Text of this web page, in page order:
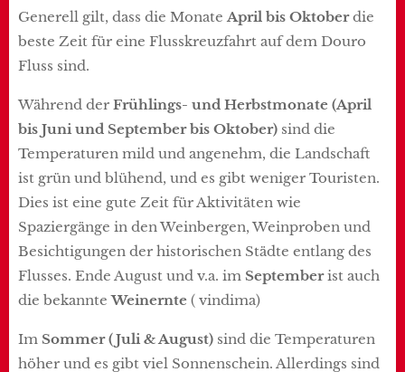
Generell gilt, dass die Monate April bis Oktoberdie
beste Zeit für eine Flusskreuzfahrt auf dem Douro
Fluss sind.
Während der Frühlings- und Herbstmonate (April
bis Juni und September bis Oktober) sind die
Temperaturen mild und angenehm, die Landschaft
ist grün und blühend, und es gibt weniger Touristen.
Dies ist eine gute Zeit für Aktivitäten wie
Spaziergänge in den Weinbergen, Weinproben und
Besichtigungen der historischen Städte entlang des
Flusses. Ende August und v.a. im Septemberist auch
die bekannteWeinernte ( vindima)
Im Sommer (Juli & August) sind die Temperaturen
höher und es gibt viel Sonnenschein. Allerdings sind